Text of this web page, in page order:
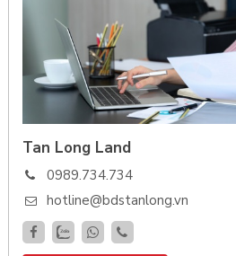
Tan Long Land
0989.734.734
hotline@bdstanlong.vn